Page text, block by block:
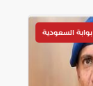
بوابة السعودية